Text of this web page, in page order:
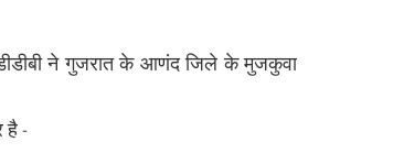
ने गुजरात के आणंद जिले के मुजकुवा
है -